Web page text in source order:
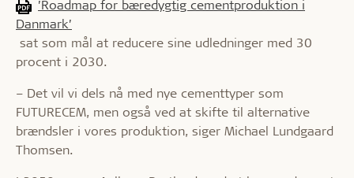
’Roadmap for bæredygtig cementproduktion i
Danmark’
sat som mål at reducere sine udledninger med 30
procent i 2030.
– Det vil vi dels nå med nye cementtyper som
FUTURECEM, men også ved at skifte til alternative
brændsler i vores produktion, siger Michael Lundgaard
Thomsen.